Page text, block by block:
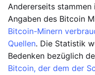
Andererseits
Angaben des Bitcoin
Bitcoin-Minern
Quellen. Die Statistik
Bedenken bezüglich
Bitcoin, der dem der